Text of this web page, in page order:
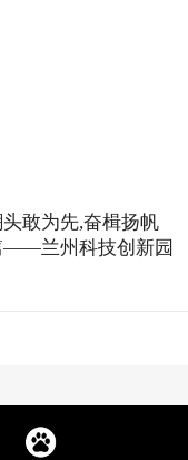
头敢为先,奋楫扬帆
——兰州科技创新园